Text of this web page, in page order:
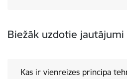
Biežāk uzdotie jautājumi
Kas ir vienreizes principa